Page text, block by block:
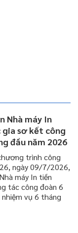
Nhà máy In
gia sơ kết công
đầu năm 2026
trình công
ngày 09/7/2026,
máy In tiền
tác công đoàn 6
vụ 6 tháng